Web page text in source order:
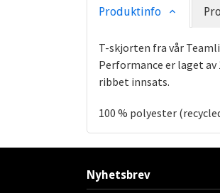
Produktinfo
T-skjorten fra vår
Performance er laget
ribbet innsats.
100 % polyester
Nyhetsbrev